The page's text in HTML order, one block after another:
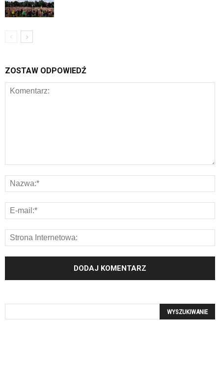
ZOSTAW ODPOWIEDŹ